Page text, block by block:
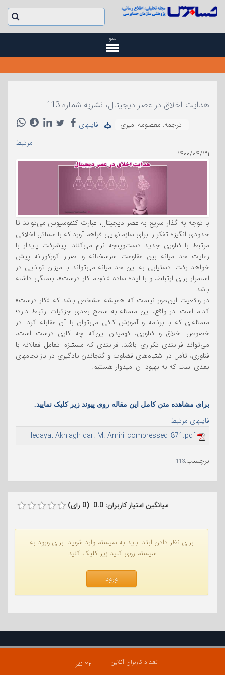
منو
هدایت اخلاق در عصر دیجیتال، نشریه شماره 113
ترجمه: معصومه امیری
فایلهای
مرتبط
۱۴۰۰/۰۴/۳۱
با توجه به گذار سریع به عصر دیجیتال، عبارت کنفوسیوس می‌تواند تا
حدودی انگیزه تفکر را برای سازمانهایی فراهم آورد که با مسائل اخلاقی
مرتبط با فناوری جدید دست‌وپنجه نرم می‌کنند. پیشرفت پایدار با
رعایت حد میانه بین مقاومت سرسختانه و اصرار کورکورانه پیش
خواهد رفت. دستیابی به این حد میانه می‌تواند با میزان توانایی در
استمرار برای ارتباط، و با ایده ساده «انجام کار درست»، بستگی داشته
باشد.
در واقعیت این‌طور نیست که همیشه مشخص باشد که «کار درست»
کدام است. در واقع، این مسئله به سطح بعدی جزئیات ارتباط دارد؛
مسئله‌ای که با برنامه و آموزش کافی می‌توان با آن مقابله کرد. در
خصوص اخلاق و فناوری، فهمیدن این‌که چه کاری درست است،
می‌تواند فرایندی تکراری باشد. فرایندی که مستلزم تعامل فعالانه با
فناوری، تأمل در اشتباه‌های قضاوت و گنجاندن یادگیری در بازانجامهای
بعدی است که به بهبود آن امیدوار هستیم.
برای مشاهده متن کامل این مقاله روی پیوند زیر کلیک نمایید.
فایلهای مرتبط
Hedayat Akhlagh dar. M. Amiri_compressed_871.pdf
برچسب:
113
میانگین امتیاز کاربران: 0.0 (0 رای)
برای نظر دادن ابتدا باید به سیستم وارد شوید. برای ورود به
سیستم روی کلید زیر کلیک کنید.
ورود
تعداد کاربران آنلاین ۲۲ نفر